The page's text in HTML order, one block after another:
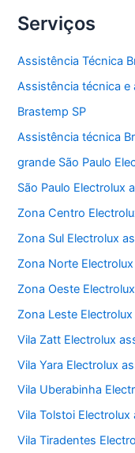
Electrolux
Serviços
Assistência Técnica
Assistência técnica e
Brastemp SP
Assistência técnica
grande São Paulo
São Paulo Electrolux
Zona Centro
Zona Sul Electrolux
Zona Norte
Zona Oeste
Zona Leste
Vila Zatt Electrolux
Vila Yara Electrolux
Vila Uberabinha
Vila Tolstoi Electrolux
Vila Tiradentes